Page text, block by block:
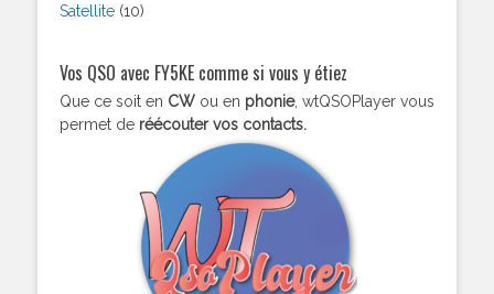
Satellite (10)
Vos QSO avec FY5KE comme si vous y étiez
Que ce soit en CW ou en phonie, wtQSOPlayer vous
permet de réécouter vos contacts.